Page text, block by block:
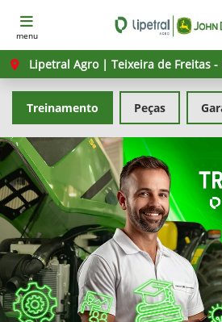
menu
Lipetral Agro | Teixeira de Freitas -
Peças
Treinamento